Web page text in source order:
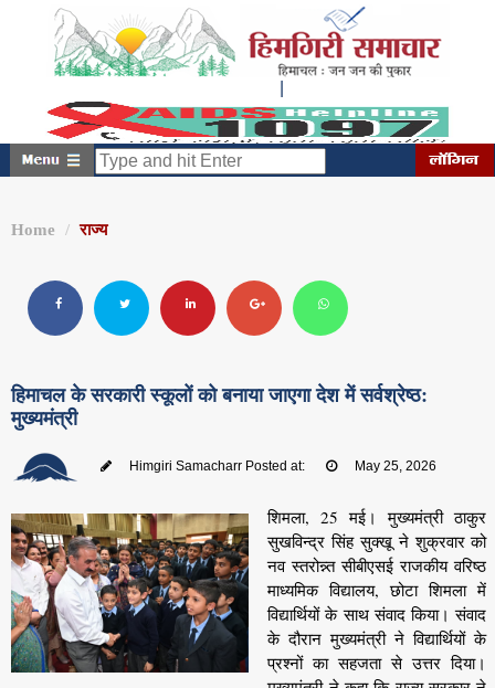
Home राज्य
हिमाचल के सरकारी स्कूलों को बनाया जाएगा देश में सर्वश्रेष्ठ:
मुख्यमंत्री
Himgiri Samacharr Posted at: May 25, 2026
शिमला, 25 मई। मुख्यमंत्री ठाकुर
सुखविन्द्र सिंह सुक्खू ने शुक्रवार को
नव स्तरोन्न्त सीबीएसई राजकीय वरिष्ठ
माध्यमिक विद्यालय, छोटा शिमला में
विद्यार्थियों के साथ संवाद किया। संवाद
के दौरान मुख्यमंत्री ने विद्यार्थियों के
प्रश्नों का सहजता से उत्तर दिया।